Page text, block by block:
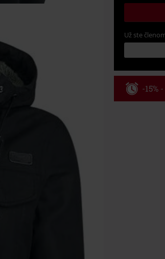
Už ste
-15%